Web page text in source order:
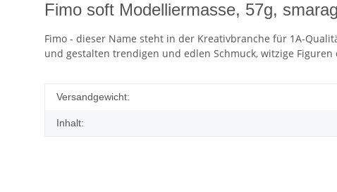
Fimo soft Modelliermasse, 57g,
Fimo - dieser Name steht in der Kreativbranche für 1A-
und gestalten trendigen und edlen Schmuck, witzige
Versandgewicht:
Inhalt: